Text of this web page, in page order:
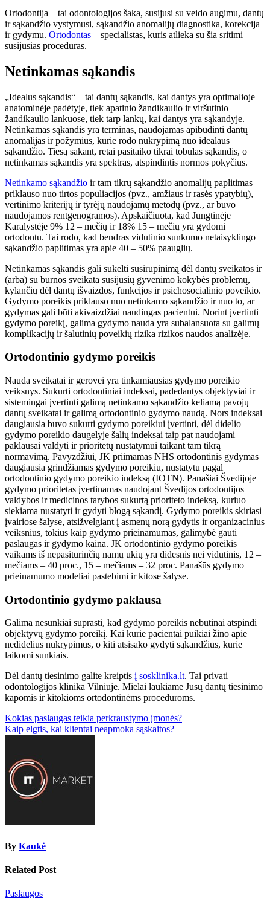
Ortodontija – tai odontologijos šaka, susijusi su veido augimu, dantų
ir sąkandžio vystymusi, sąkandžio anomalijų diagnostika, korekcija
ir gydymu. Ortodontas – specialistas, kuris atlieka su šia sritimi
susijusias procedūras.
Netinkamas sąkandis
„Idealus sąkandis“ – tai dantų sąkandis, kai dantys yra optimalioje
anatominėje padėtyje, tiek apatinio žandikaulio ir viršutinio
žandikaulio lankuose, tiek tarp lankų, kai dantys yra sąkandyje.
Netinkamas sąkandis yra terminas, naudojamas apibūdinti dantų
anomalijas ir požymius, kurie rodo nukrypimą nuo idealaus
sąkandžio. Tiesą sakant, retai pasitaiko tikrai tobulas sąkandis, o
netinkamas sąkandis yra spektras, atspindintis normos pokyčius.
Netinkamo sąkandžio ir tam tikrų sąkandžio anomalijų paplitimas
priklauso nuo tirtos populiacijos (pvz., amžiaus ir rasės ypatybių),
vertinimo kriterijų ir tyrėjų naudojamų metodų (pvz., ar buvo
naudojamos rentgenogramos). Apskaičiuota, kad Jungtinėje
Karalystėje 9% 12 – mečių ir 18% 15 – mečių yra gydomi
ortodontu. Tai rodo, kad bendras vidutinio sunkumo netaisyklingo
sąkandžio paplitimas yra apie 40 – 50% paauglių.
Netinkamas sąkandis gali sukelti susirūpinimą dėl dantų sveikatos ir
(arba) su burnos sveikata susijusių gyvenimo kokybės problemų,
kylančių dėl dantų išvaizdos, funkcijos ir psichosocialinio poveikio.
Gydymo poreikis priklauso nuo netinkamo sąkandžio ir nuo to, ar
gydymas gali būti akivaizdžiai naudingas pacientui. Norint įvertinti
gydymo poreikį, galima gydymo nauda yra subalansuota su galimų
komplikacijų ir šalutinių poveikių rizika rizikos naudos analizėje.
Ortodontinio gydymo poreikis
Nauda sveikatai ir gerovei yra tinkamiausias gydymo poreikio
veiksnys. Sukurti ortodontiniai indeksai, padedantys objektyviai ir
sistemingai įvertinti galimą netinkamo sąkandžio keliamą pavojų
dantų sveikatai ir galimą ortodontinio gydymo naudą. Nors indeksai
daugiausia buvo sukurti gydymo poreikiui įvertinti, dėl didelio
gydymo poreikio daugelyje šalių indeksai taip pat naudojami
paklausai valdyti ir prioritetų nustatymui taikant tam tikrą
normavimą. Pavyzdžiui, JK priimamas NHS ortodontinis gydymas
daugiausia grindžiamas gydymo poreikiu, nustatytu pagal
ortodontinio gydymo poreikio indeksą (IOTN). Panašiai Švedijoje
gydymo prioritetas įvertinamas naudojant Švedijos ortodontijos
valdybos ir medicinos tarybos sukurtą prioriteto indeksą, kuriuo
siekiama nustatyti ir gydyti blogą sąkandį. Gydymo poreikis skiriasi
įvairiose šalyse, atsižvelgiant į asmenų norą gydytis ir organizacinius
veiksnius, tokius kaip gydymo prieinamumas, galimybė gauti
paslaugas ir gydymo kaina. JK ortodontinio gydymo poreikis
vaikams iš nepasiturinčių namų ūkių yra didesnis nei vidutinis, 12 –
mečiams – 40 proc., 15 – mečiams – 32 proc. Panašūs gydymo
prieinamumo modeliai pastebimi ir kitose šalyse.
Ortodontinio gydymo paklausa
Galima nesunkiai suprasti, kad gydymo poreikis nebūtinai atspindi
objektyvų gydymo poreikį. Kai kurie pacientai puikiai žino apie
nedidelius nukrypimus, o kiti atsisako gydyti sąkandžius, kurie
laikomi sunkiais.
Dėl dantų tiesinimo galite kreiptis į sosklinika.lt. Tai privati
odontologijos klinika Vilniuje. Mielai laukiame Jūsų dantų tiesinimo
kapomis ir kitokioms ortodontinėms procedūroms.
Navigacija
tarp
Kokias paslaugas teikia perkraustymo įmonės?
Kaip elgtis, kai klientai neapmoka sąskaitos?
By Kaukė
Related Post
Paslaugos